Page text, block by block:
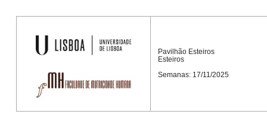
Pavilhão Esteiros
Esteiros
Semanas: 17/11/2025